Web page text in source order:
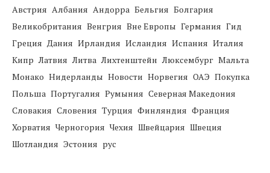
Австрия Албания Андорра Бельгия Болгария
Великобритания Венгрия Вне Европы Германия Гид
Греция Дания Ирландия Исландия Испания Италия
Кипр Латвия Литва Лихтенштейн Люксембург Мальта
Монако Нидерланды Новости Норвегия ОАЭ Покупка
Польша Португалия Румыния Северная Македония
Словакия Словения Турция Финляндия Франция
Хорватия Черногория Чехия Швейцария Швеция
Шотландия Эстония рус